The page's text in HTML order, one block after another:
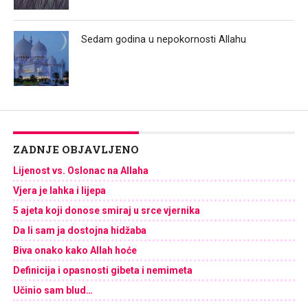
Sedam godina u nepokornosti Allahu
ZADNJE OBJAVLJENO
Lijenost vs. Oslonac na Allaha
Vjera je lahka i lijepa
5 ajeta koji donose smiraj u srce vjernika
Da li sam ja dostojna hidžaba
Biva onako kako Allah hoće
Definicija i opasnosti gibeta i nemimeta
Učinio sam blud…